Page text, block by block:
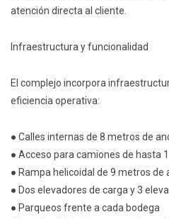
atención directa al cliente.
Infraestructura y funcionalidad
El complejo incorpora
eficiencia operativa:
● Calles internas de 8 metros de
● Acceso para camiones de hasta
● Rampa helicoidal de 9 metros de
● Dos elevadores de carga y 3
● Parqueos frente a cada bodega